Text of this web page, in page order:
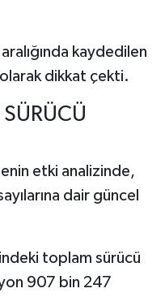
kaydedilen
olarak dikkat çekti.
etki analizinde,
dair güncel
toplam sürücü
907 bin 247